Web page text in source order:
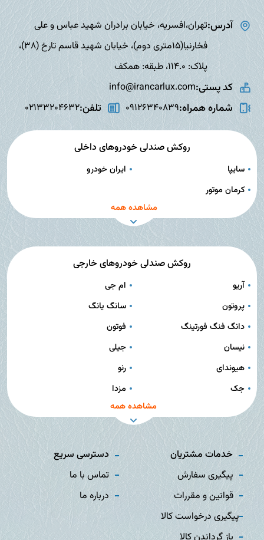
آدرس:تهران،افسریه، خیابان برادران شهید عباس و علی
فخارنیا(15متری دوم)، خیابان شهید قاسم تارخ (38)،
پلاک: 114.0، طبقه: همکف
کد پستی:info@irancarlux.com
شماره همراه:09126340839 تلفن:02133204632
روکش صندلی خودروهای داخلی
سایپا
ایران خودرو
کرمان موتور
مشاهده همه
روکش صندلی خودروهای خارجی
آریو
ام جی
پروتون
سانگ یانگ
دانگ فنگ فورتینگ
فوتون
نیسان
جیلی
هیوندای
رنو
جک
مزدا
مشاهده همه
خدمات مشتریان
پیگیری سفارش
قوانین و مقررات
پیگیری درخواست کالا
دسترسی سریع
تماس با ما
درباره ما